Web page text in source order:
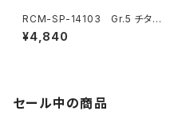
RCM-SP-14103 Gr.5 チタン
ターンバックルセット(オプショ
ン)
¥4,840
セール中の商品